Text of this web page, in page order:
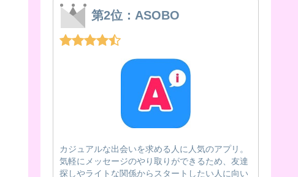
第2位：ASOBO
カジュアルな出会いを求める人に人気のアプリ。
気軽にメッセージのやり取りができるため、友達
探しやライトな関係からスタートしたい人に向い